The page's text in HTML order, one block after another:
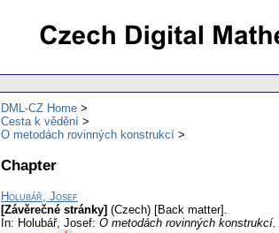
DML-CZ Home
Cesta k vědění
O metodách rovinných konstrukcí
Chapter
Holubář, Josef
[Závěrečné stránky] (Czech) [Back matter].
In: Holubář, Josef: O metodách rovinných konstrukcí.